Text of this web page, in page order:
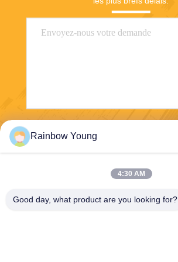
Rainbow Young
4:30 AM
Good day, what product are you looking for?